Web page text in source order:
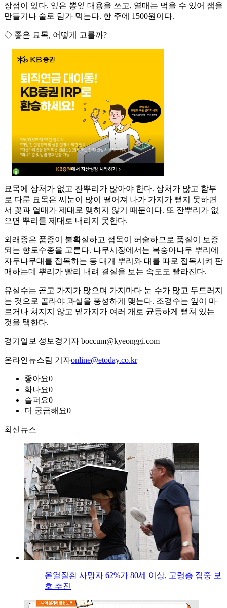
장점이 있다. 잎은 뽕잎 대용을 쓰고, 열매는 먹을 수 있어 잼을
만들거나 술로 담가 먹는다. 한 주에 1500원이다.
◇ 좋은 묘목, 어떻게 고를까?
묘목에 상처가 없고 잔뿌리가 많아야 한다. 상처가 많고 함부
로 다룬 묘목은 씨눈이 많이 떨어져 나가 가지가 뻗지 못하면
서 꽃과 열매가 제대로 맺히지 않기 때문이다. 또 잔뿌리가 없
으면 뿌리를 제대로 내리지 못한다.
외래종은 품종이 불확실하고 접목이 허술하므로 품질이 보증
되는 향토수종을 고른다. 나무시장에서는 복숭아나무 뿌리에
자두나무대를 접목하는 등 대개 뿌리와 대를 따로 접목시켜 판
매하는데 뿌리가 빨리 내려 결실을 보는 속도도 빨라진다.
유실수는 곧고 가지가 많으며 가지마다 눈 수가 많고 두드러지
는 것으로 골라야 과실을 풍성하게 맺는다. 조경수는 잎이 마
르거나 쳐지지 않고 밑가지가 여러 개로 균등하게 뻗쳐 있는
것을 택한다.
경기일보 성보경기자 boccum@kyeonggi.com
온라인뉴스팀 기자online@etoday.co.kr
좋아요0
화나요0
슬퍼요0
더 궁금해요0
최신뉴스
온열질환 사망자 62%가 80세 이상, 고령층 집중 보
호 추진